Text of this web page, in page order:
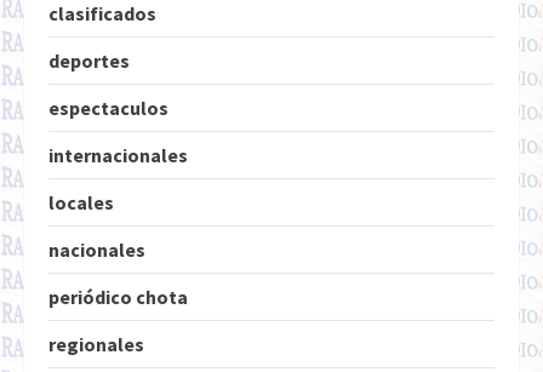
clasificados
deportes
espectaculos
internacionales
locales
nacionales
periódico chota
regionales